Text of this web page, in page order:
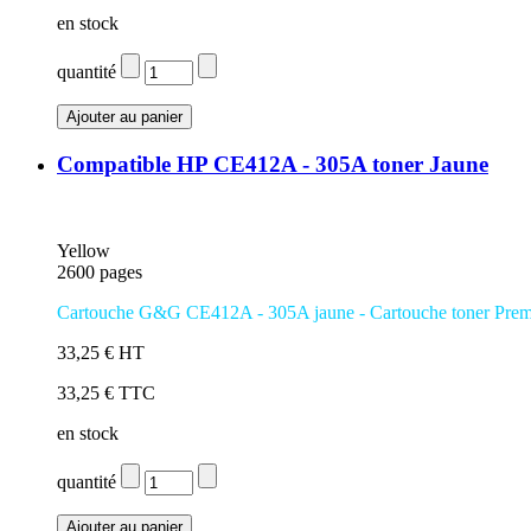
en stock
quantité
Compatible HP CE412A - 305A toner Jaune
Yellow
2600 pages
Cartouche G&G CE412A - 305A jaune - Cartouche toner
33,25 € HT
33,25 € TTC
en stock
quantité